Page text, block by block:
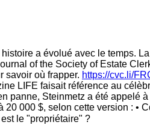
a évolué avec le temps.
of the Society of Estate
savoir où frapper. https://cvc.li/
LIFE faisait référence au
panne, Steinmetz a été appelé
20 000 $, selon cette version : •
le "propriétaire" ?